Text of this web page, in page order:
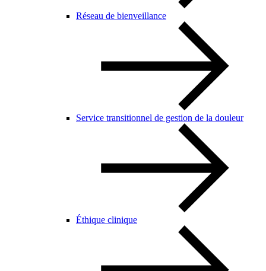
Réseau de bienveillance
Service transitionnel de gestion de la douleur
Éthique clinique